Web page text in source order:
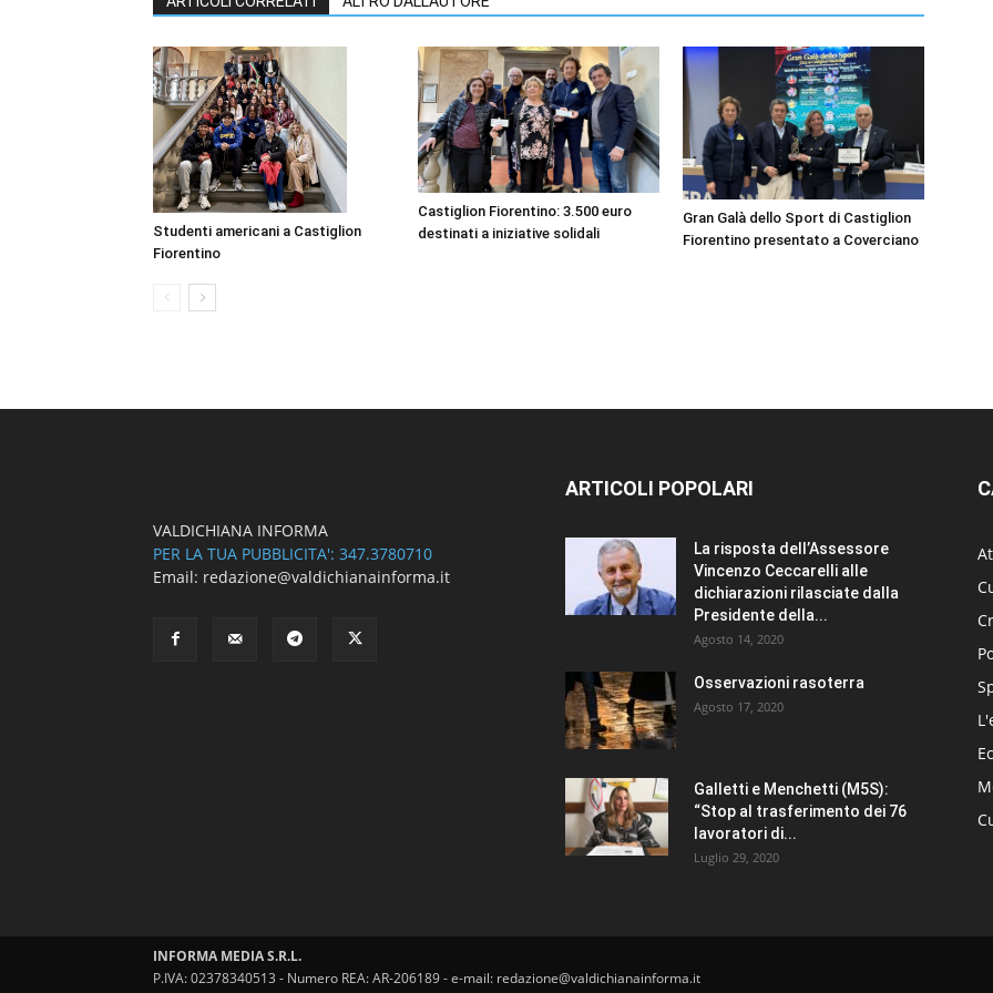
Studenti americani a Castiglion
Fiorentino
Castiglion Fiorentino: 3.500 euro
destinati a iniziative solidali
Gran Galà dello Sport di Castiglion
Fiorentino presentato a Coverciano
VALDICHIANA INFORMA
PER LA TUA PUBBLICITA': 347.3780710
Email: redazione@valdichianainforma.it
ARTICOLI POPOLARI
La risposta dell’Assessore
Vincenzo Ceccarelli alle
dichiarazioni rilasciate dalla
Presidente della...
Agosto 14, 2020
Osservazioni rasoterra
Agosto 17, 2020
Galletti e Menchetti (M5S):
“Stop al trasferimento dei 76
lavoratori di...
Luglio 29, 2020
INFORMA MEDIA S.R.L.
P.IVA: 02378340513 - Numero REA: AR-206189 - e-mail: redazione@valdichianainforma.it